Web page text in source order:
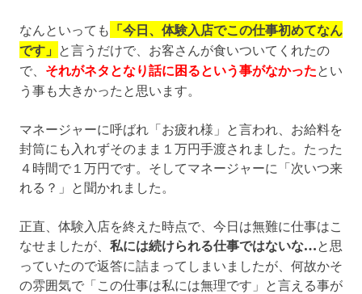
なんといっても 「今日、体験入店でこの仕事初めてなん
です」 と言うだけで、お客さんが食いついてくれたの
で、 それがネタとなり話に困るという事がなかったとい
う事も大きかったと思います。
マネージャーに呼ばれ「お疲れ様」と言われ、お給料を
封筒にも入れずそのまま１万円手渡されました。たった
４時間で１万円です。そしてマネージャーに「次いつ来
れる？」と聞かれました。
正直、体験入店を終えた時点で、今日は無難に仕事はこ
なせましたが、 私には続けられる仕事ではないな…と思
っていたので返答に詰まってしまいましたが、何故かそ
の雰囲気で「この仕事は私には無理です」と言える事が